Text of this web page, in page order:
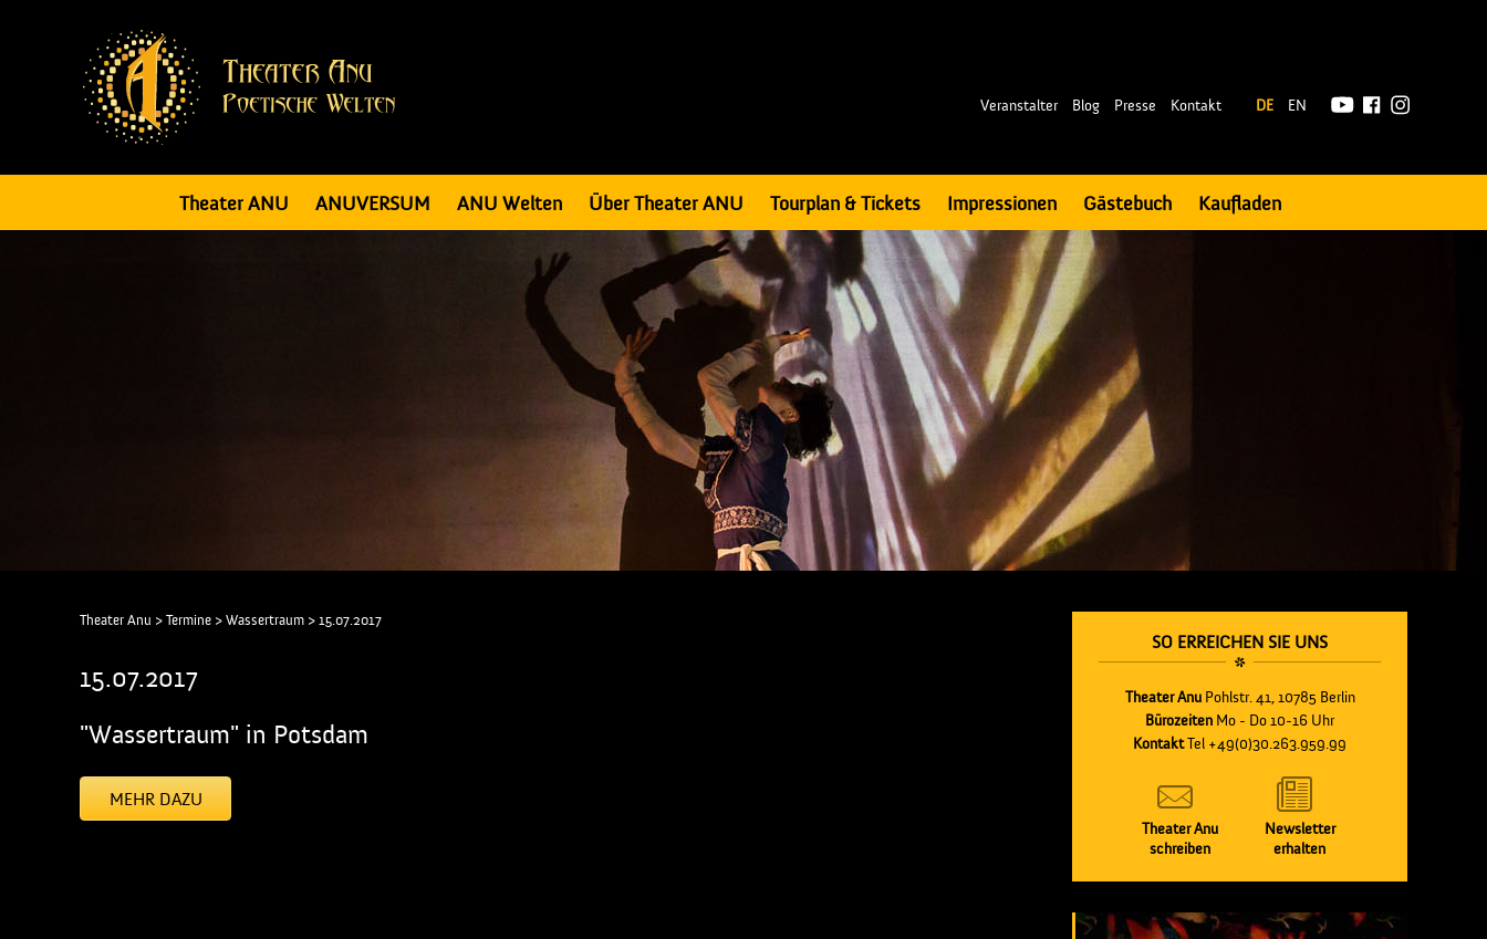
Veranstalter Blog Presse Kontakt DE EN
Theater ANU ANUVERSUM ANU Welten Über Theater ANU Tourplan & Tickets Impressionen Gästebuch Kaufladen
SO ERREICHEN SIE UNS
Theater AnuPohlstr. 41, 10785 Berlin
Bürozeiten Mo - Do 10-16 Uhr
KontaktTel +49(0)30.263.959.99
Theater Anu
schreiben
Newsletter
erhalten
Theater Anu > Termine > Wassertraum > 15.07.2017
15.07.2017
"Wassertraum" in Potsdam
MEHR DAZU